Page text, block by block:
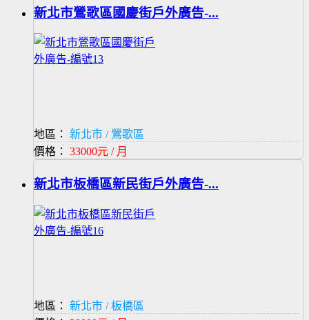
新北市鶯歌區國慶街戶外廣告-...
地區：
新北市 / 鶯歌區
價格： 33000元 / 月
新北市板橋區新民街戶外廣告-...
地區：
新北市 / 板橋區